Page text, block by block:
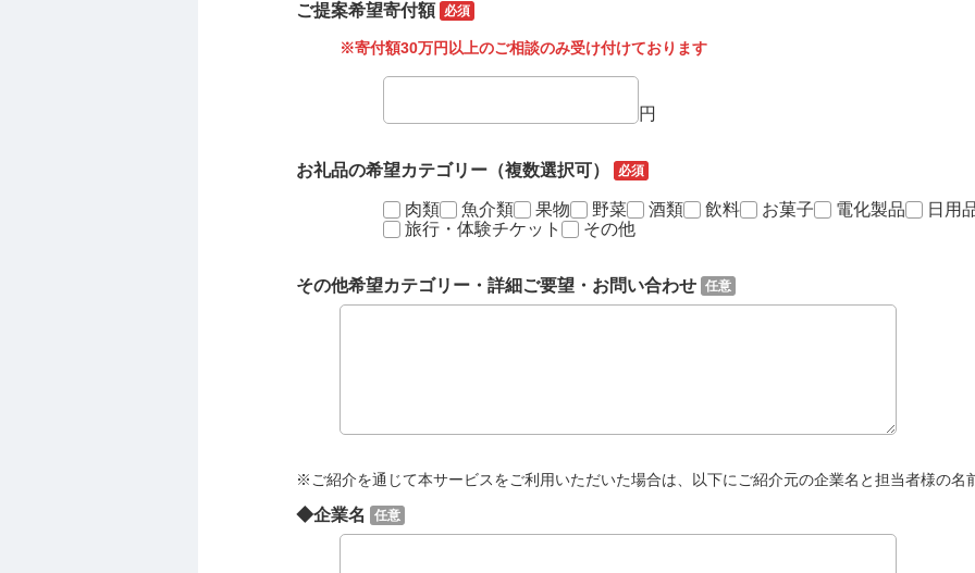
ご提案希望寄付額 必須
※寄付額30万円以上のご相談のみ受け付けております
円
お礼品の希望カテゴリー（複数選択可） 必須
肉類 魚介類 果物 野菜 酒類 飲料 お菓子 電化製品
日用
旅行・体験チケット
その他
その他希望カテゴリー・ 詳細ご要望・お問い合わせ 任意
※ご紹介を通じて本サービスをご利用いただいた場合は、以下にご紹介元の企業名と担当者様の名
◆企業名 任意